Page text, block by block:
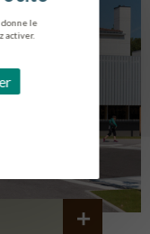
le
activer.